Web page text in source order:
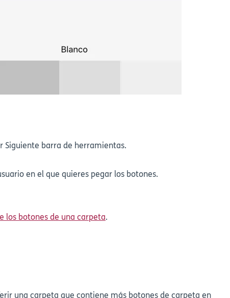
Siguiente barra de herramientas.
en el que quieres pegar los botones.
los botones de una carpeta.
una carpeta que contiene más botones de carpeta en